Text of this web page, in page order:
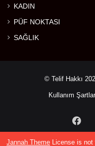
Jannah Theme License is
KADIN
PÜF NOKTASI
SAĞLIK
© Telif Hakkı
Kullanım